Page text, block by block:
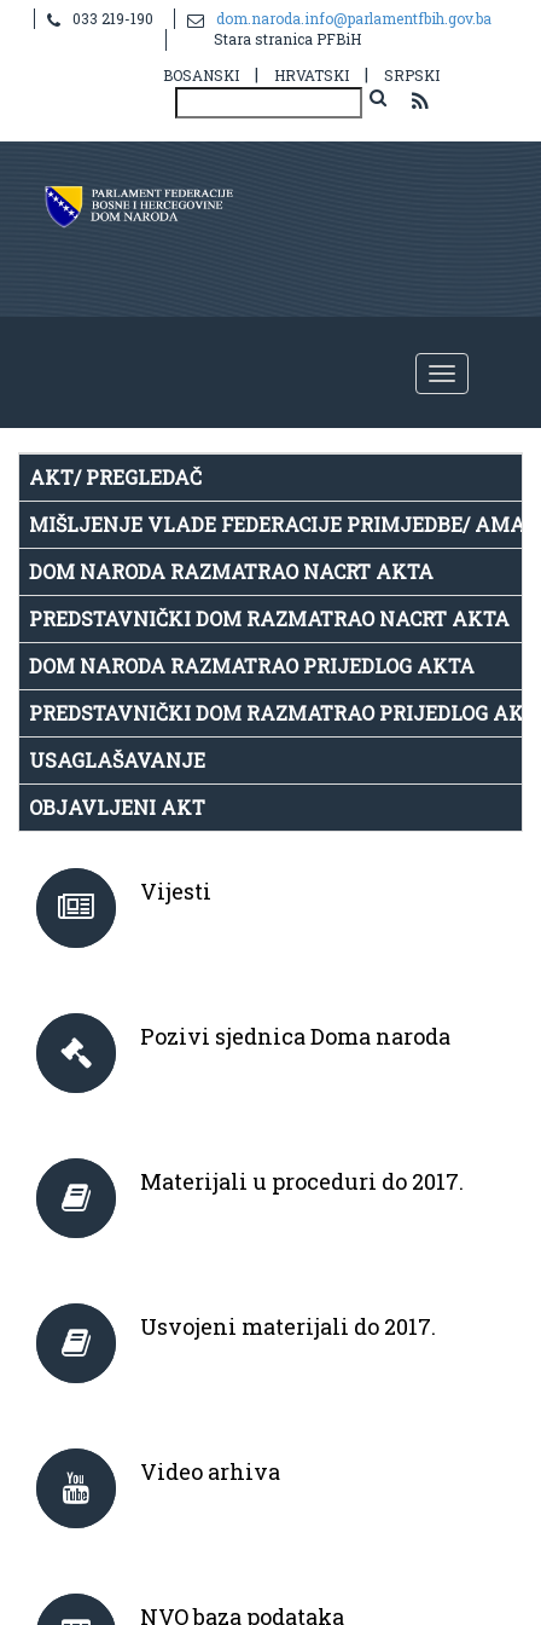
Notice
: Undefined index: idHR in
033 219-190
dom.naroda.info@parlamentfbih.gov.ba
Stara stranica PFBiH
BOSANSKI
| HRVATSKI | SRPSKI
AKT/ PREGLEDAČ
MIŠLJENJE VLADE FEDERACIJE PRIMJEDBE/
DOM NARODA RAZMATRAO NACRT AKTA
PREDSTAVNIČKI DOM RAZMATRAO NACRT AKTA
DOM NARODA RAZMATRAO PRIJEDLOG AKTA
PREDSTAVNIČKI DOM RAZMATRAO PRIJEDLOG
USAGLAŠAVANJE
OBJAVLJENI AKT
Vijesti
Pozivi sjednica Doma naroda
Materijali u proceduri do 2017.
Usvojeni materijali do 2017.
Video arhiva
NVO baza podataka